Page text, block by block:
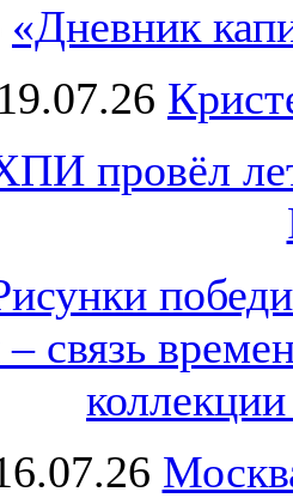
«Дневник
19.07.26
провёл
– связь